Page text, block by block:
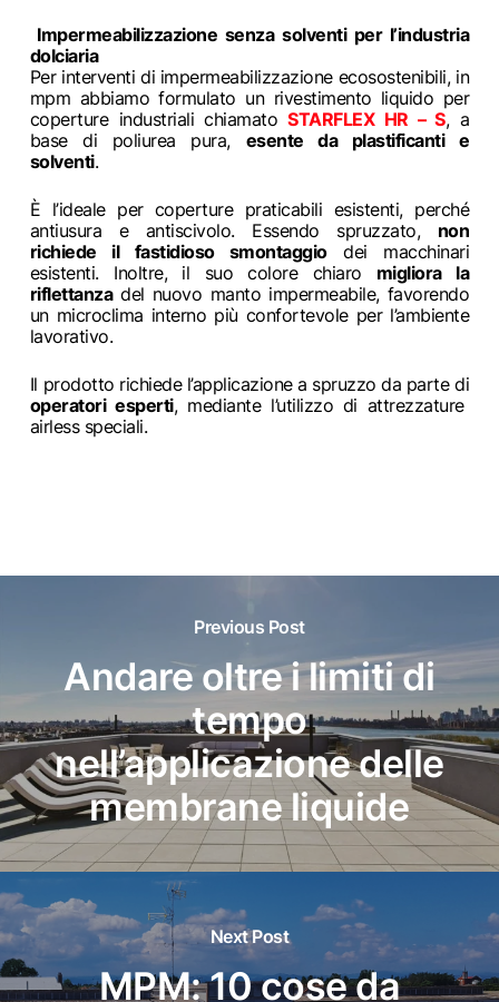
Impermeabilizzazione senza solventi per l’industria
dolciaria
Per interventi di impermeabilizzazione ecosostenibili, in
mpm abbiamo formulato un rivestimento liquido per
coperture industriali chiamatoSTARFLEX HR – S, a
base di poliurea pura, esente da plastificanti e
solventi.
È l’ideale per coperture praticabili esistenti, perché
antiusura e antiscivolo. Essendo spruzzato, non
richiede il fastidioso smontaggiodei macchinari
esistenti. Inoltre, il suo colore chiaro migliora la
riflettanzadel nuovo manto impermeabile, favorendo
un microclima interno più confortevole per l’ambiente
lavorativo.
Il prodotto richiede l’applicazione a spruzzo da parte di
operatori esperti, mediante l’utilizzo di attrezzature
airless speciali.
Previous Post
Andare oltre i limiti di
tempo
nell’applicazione delle
membrane liquide
Next Post
MPM: 10 cose da